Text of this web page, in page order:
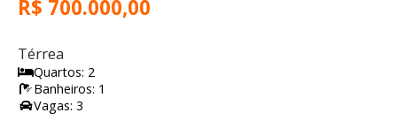
R$ 700.000,00
Térrea
Quartos: 2
Banheiros: 1
Vagas: 3